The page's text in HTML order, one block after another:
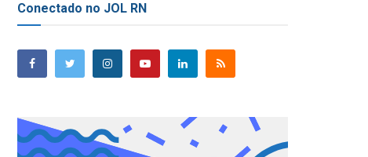
Conectado no JOL RN